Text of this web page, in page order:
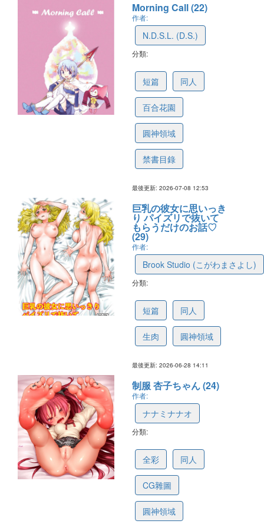
Morning Call (22)
作者:
N.D.S.L. (D.S.)
分類:
短篇 同人
百合花園
圓神領域
禁書目錄
最後更新: 2026-07-08 12:53
巨乳の彼女に思いっき
り パイズリで抜いて
もらうだけのお話♡
(29)
作者:
Brook Studio (こがわまさよし)
分類:
短篇 同人
生肉 圓神領域
最後更新: 2026-06-28 14:11
制服 杏子ちゃん (24)
作者:
ナナミナナオ
分類:
全彩 同人
CG雜圖
圓神領域